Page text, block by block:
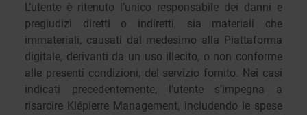
L’utente è ritenuto l’unico responsabile dei danni e
pregiudizi diretti o indiretti, sia materiali che
immateriali, causati dal medesimo alla Piattaforma
digitale, derivanti da un uso illecito, o non conforme
alle presenti condizioni, del servizio fornito. Nei casi
indicati precedentemente, l’utente s’impegna a
risarcire Klépierre Management, includendo le spese